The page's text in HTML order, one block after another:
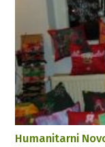
Humanitarni